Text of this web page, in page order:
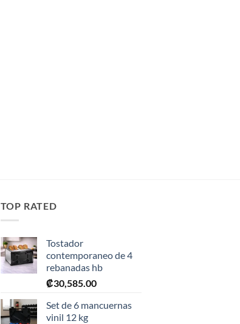
TOP RATED
Tostador
contemporaneo de 4
rebanadas hb
₡30,585.00
Set de 6 mancuernas
vinil 12 kg